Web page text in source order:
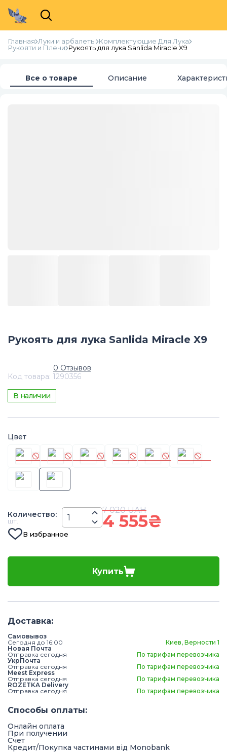
Главная Луки и арбалеты Комплектующие Для Лука
Рукояти и Плечи Рукоять для лука Sanlida Miracle X9
Все о товаре Описание
Рукоять для лука Sanlida Miracle X9
0 Отзывов
Код товара: 1290356
В наличии
Цвет
Количество:
шт.
7 020 UAH
4 555₴
В избранное
Купить
Доставка:
Самовывоз
Сегодня до 16:00
Киев, Верности 1
Новая Почта
Отправка сегодня
По тарифам перевозчика
УкрПочта
Отправка сегодня
По тарифам перевозчика
Meest Express
Отправка сегодня
По тарифам перевозчика
ROZETKA Delivery
Отправка сегодня
По тарифам перевозчика
Способы оплаты:
Онлайн оплата
При получении
Счет
Кредит/Покупка частинами від Monobank